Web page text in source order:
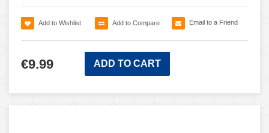
Add to Wishlist Add to Compare Email to a Friend
€9.99 ADD TO CART